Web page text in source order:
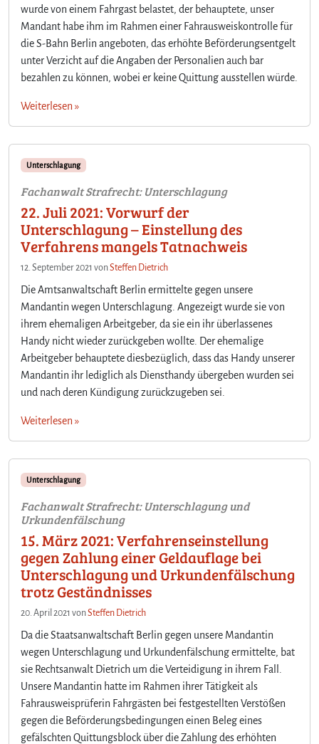
wurde von einem Fahrgast belastet, der behauptete, unser
Mandant habe ihm im Rahmen einer Fahrausweiskontrolle für
die S-Bahn Berlin angeboten, das erhöhte Beförderungsentgelt
unter Verzicht auf die Angaben der Personalien auch bar
bezahlen zu können, wobei er keine Quittung ausstellen würde.
Weiterlesen »
Unterschlagung
Fachanwalt Strafrecht: Unterschlagung
22. Juli 2021: Vorwurf der
Unterschlagung – Einstellung des
Verfahrens mangels Tatnachweis
12. September 2021 vonSteffen Dietrich
Die Amtsanwaltschaft Berlin ermittelte gegen unsere
Mandantin wegen Unterschlagung. Angezeigt wurde sie von
ihrem ehemaligen Arbeitgeber, da sie ein ihr überlassenes
Handy nicht wieder zurückgeben wollte. Der ehemalige
Arbeitgeber behauptete diesbezüglich, dass das Handy unserer
Mandantin ihr lediglich als Diensthandy übergeben wurden sei
und nach deren Kündigung zurückzugeben sei.
Weiterlesen »
Unterschlagung
Fachanwalt Strafrecht: Unterschlagung und
Urkundenfälschung
15. März 2021: Verfahrenseinstellung
gegen Zahlung einer Geldauflage bei
Unterschlagung und Urkundenfälschung
trotz Geständnisses
20. April 2021 vonSteffen Dietrich
Da die Staatsanwaltschaft Berlin gegen unsere Mandantin
wegen Unterschlagung und Urkundenfälschung ermittelte, bat
sie Rechtsanwalt Dietrich um die Verteidigung in ihrem Fall.
Unsere Mandantin hatte im Rahmen ihrer Tätigkeit als
Fahrausweisprüferin Fahrgästen bei festgestellten Verstößen
gegen die Beförderungsbedingungen einen Beleg eines
gefälschten Quittungsblock über die Zahlung des erhöhten